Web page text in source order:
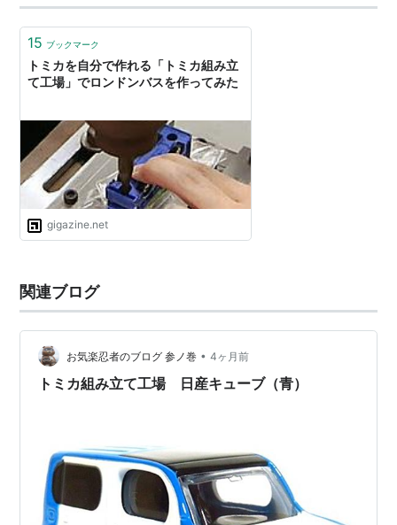
スに統一…
15 ブックマーク
トミカを自分で作れる「トミカ組み立
て工場」でロンドンバスを作ってみた
gigazine.net
関連ブログ
お気楽忍者のブログ 参ノ巻 • 4ヶ月前
トミカ組み立て工場 日産キューブ（青）